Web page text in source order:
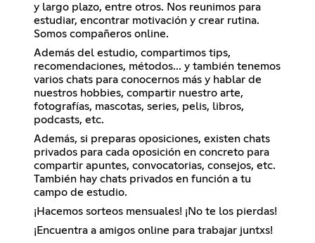
y largo plazo, entre otros. Nos reunimos para
estudiar, encontrar motivación y crear rutina.
Somos compañeros online.
Además del estudio, compartimos tips,
recomendaciones, métodos... y también tenemos
varios chats para conocernos más y hablar de
nuestros hobbies, compartir nuestro arte,
fotografías, mascotas, series, pelis, libros,
podcasts, etc.
Además, si preparas oposiciones, existen chats
privados para cada oposición en concreto para
compartir apuntes, convocatorias, consejos, etc.
También hay chats privados en función a tu
campo de estudio.
¡Hacemos sorteos mensuales! ¡No te los pierdas!
¡Encuentra a amigos online para trabajar juntxs!